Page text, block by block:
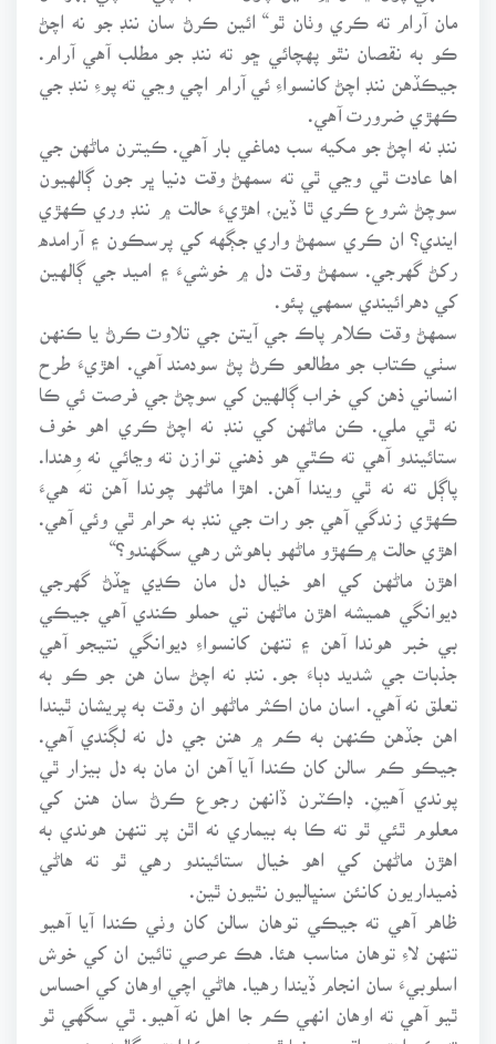
مان آرام ته ڪري وٺان ٿو“ ائين ڪرڻ سان ننڊ جو نه اچڻ
ڪو به نقصان نٿو پهچائي ڇو ته ننڊ جو مطلب آهي آرام.
جيڪڏهن ننڊ اچڻ کانسواءِ ئي آرام اچي وڃي ته پوءِ ننڊ جي
ڪهڙي ضرورت آهي.
ننڊ نه اچڻ جو مکيه سب دماغي بار آهي. ڪيترن ماڻهن جي
اها عادت ٿي وڃي ٿي ته سمهڻ وقت دنيا ڀر جون ڳالهيون
سوچڻ شروع ڪري ٿا ڏين، اهڙيءَ حالت ۾ ننڊ وري ڪهڙي
ايندي؟ ان ڪري سمهڻ واري جڳهه کي پرسڪون ۽ آرامده
رکڻ گهرجي. سمهڻ وقت دل ۾ خوشيءَ ۽ اميد جي ڳالهين
کي دهرائيندي سمهي پئو.
سمهڻ وقت ڪلام پاڪ جي آيتن جي تلاوت ڪرڻ يا ڪنهن
سٺي ڪتاب جو مطالعو ڪرڻ پڻ سودمند آهي. اهڙيءَ طرح
انساني ذهن کي خراب ڳالهين کي سوچڻ جي فرصت ئي ڪا
نه ٿي ملي. ڪن ماڻهن کي ننڊ نه اچڻ ڪري اهو خوف
ستائيندو آهي ته ڪٿي هو ذهني توازن ته وڃائي نه وِهندا.
پاڳل ته نه ٿي ويندا آهن. اهڙا ماڻهو چوندا آهن ته هيءَ
ڪهڙي زندگي آهي جو رات جي ننڊ به حرام ٿي وئي آهي.
اهڙي حالت ۾ڪهڙو ماڻهو باهوش رهي سگهندو؟“
اهڙن ماڻهن کي اهو خيال دل مان ڪڍي ڇڏڻ گهرجي
ديوانگي هميشه اهڙن ماڻهن تي حملو ڪندي آهي جيڪي
بي خبر هوندا آهن ۽ تنهن کانسواءِ ديوانگي نتيجو آهي
جذبات جي شديد دٻاءَ جو. ننڊ نه اچڻ سان هن جو ڪو به
تعلق نه آهي. اسان مان اڪثر ماڻهو ان وقت به پريشان ٿيندا
اهن جڏهن ڪنهن به ڪم ۾ هنن جي دل نه لڳندي آهي.
جيڪو ڪم سالن کان ڪندا آيا آهن ان مان به دل بيزار ٿي
پوندي آهينِ. ڊاڪٽرن ڏانهن رجوع ڪرڻ سان هنن کي
معلوم ٿئي ٿو ته ڪا به بيماري نه اٿن پر تنهن هوندي به
اهڙن ماڻهن کي اهو خيال ستائيندو رهي ٿو ته هاڻي
ذميداريون کانئن سنڀاليون نٿيون ٿين.
ظاهر آهي ته جيڪي توهان سالن کان وٺي ڪندا آيا آهيو
تنهن لاءِ توهان مناسب هئا. هڪ عرصي تائين ان کي خوش
اسلوبيءَ سان انجام ڏيندا رهيا. هاڻي اچي اوهان کي احساس
ٿيو آهي ته اوهان انهي ڪم جا اهل نه آهيو. ٿي سگهي ٿو
ته ڪو اهڙو واقعو رونما ٿيو هجي، ڪا اهڙي ڳالهه جنهن جو